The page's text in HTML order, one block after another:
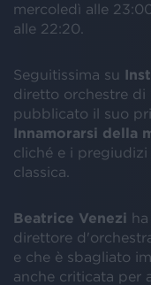
mercoledì alle
alle 22:20.
Seguitissima su
diretto orchestre di
pubblicato il suo
Innamorarsi della
cliché e i
classica.
Beatrice Venezi
direttore
e che è sbagliato
anche criticata per